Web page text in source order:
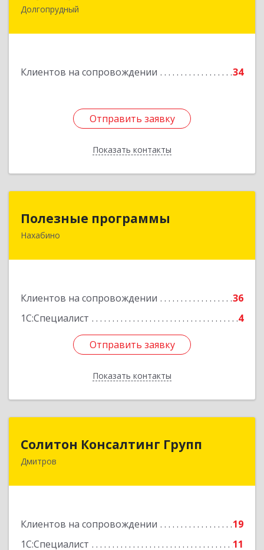
Долгопрудный
Клиентов на сопровождении 34
Отправить заявку
Показать контакты
141707, Московская обл, Долгопрудный г,
Отправить заявку
Назад
Полезные программы
Нахабино
Клиентов на сопровождении
36
1С:Специалист
4
Отправить заявку
Показать контакты
143432, Московская обл, Красногорский р-н,
Отправить заявку
Назад
Солитон Консалтинг Групп
Дмитров
Клиентов на сопровождении
19
1С:Специалист
11
141804, Московская обл, г.о. Дмитровский,